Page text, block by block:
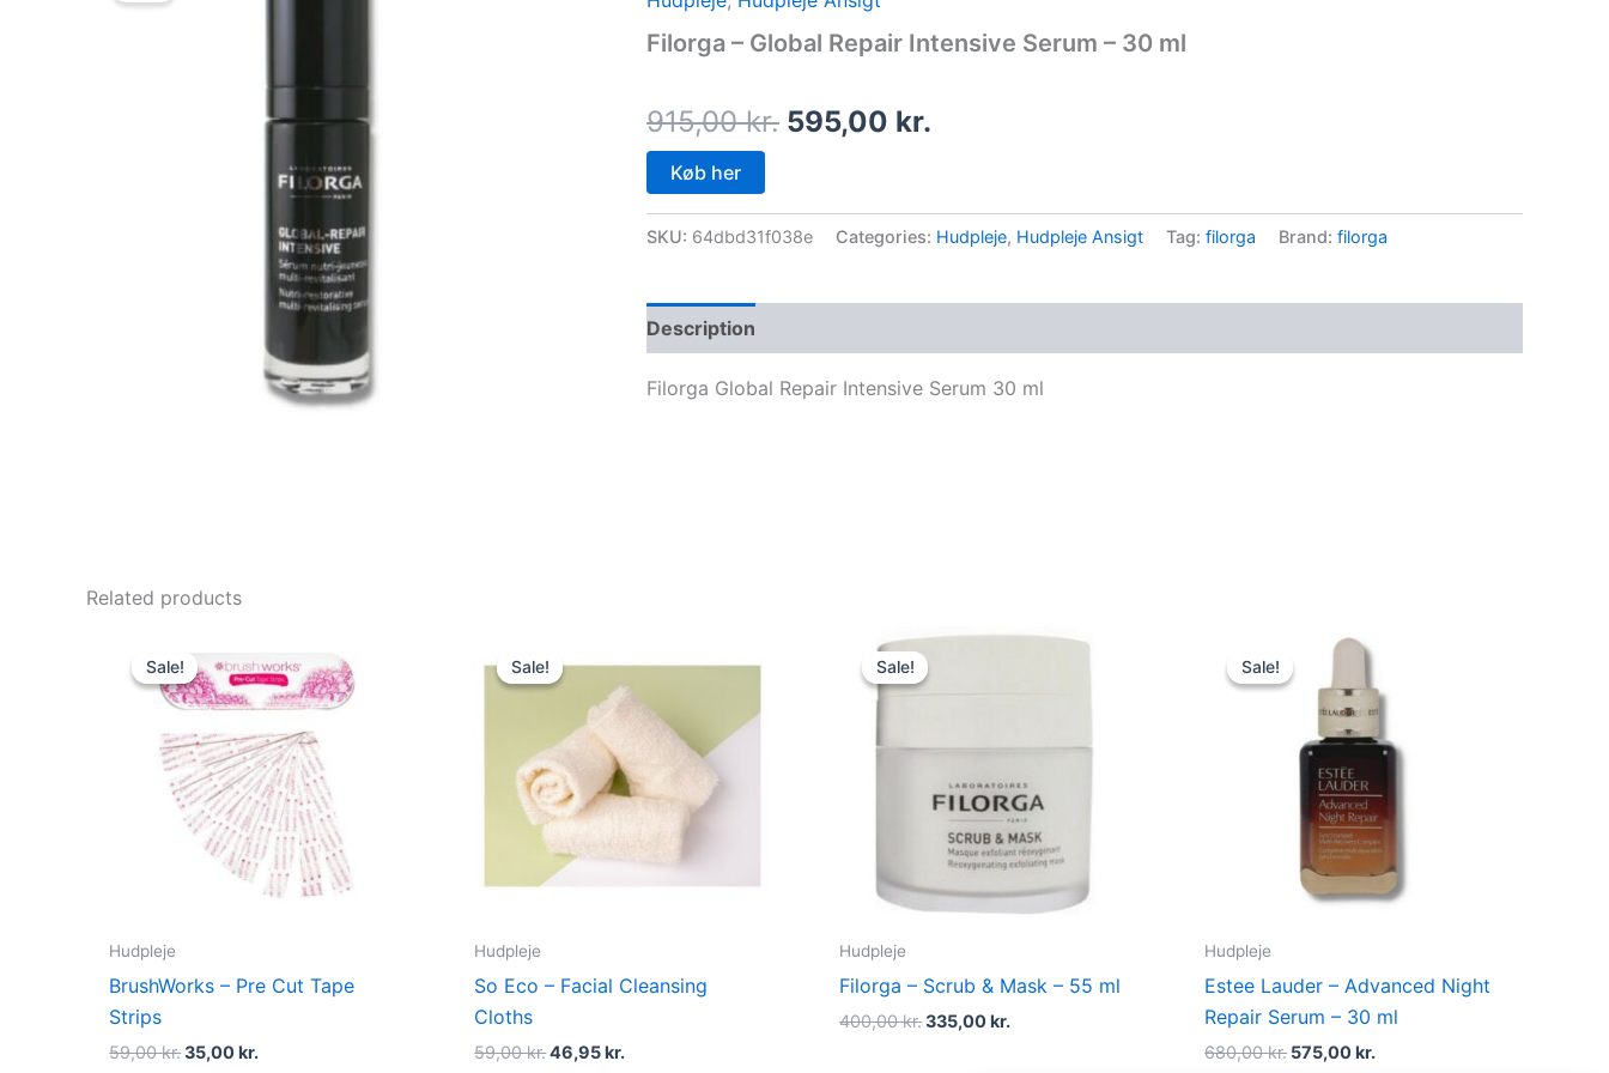
Filorga – Global Repair Intensive Serum – 30 ml
915,00kr.
price
was:
915,00 kr..
595,00 kr.
is:
Køb her
SKU: 64dbd31f038e Categories: Hudpleje, Hudpleje Ansigt Tag: filorga Brand: filorga
Description
Filorga Global Repair Intensive Serum 30 ml
Related products
Sale!
Sale!
Hudpleje
BrushWorks – Pre Cut Tape
Strips
59,00kr.
price
was:
59,00 kr..
35,00kr.
price
is:
35,00 kr..
Sale!
Sale!
Hudpleje
So Eco – Facial Cleansing
Cloths
59,00kr.
was:
59,00 kr..
46,95kr.
46,95 kr..
Sale!
Sale!
Hudpleje
Filorga – Scrub & Mask – 55 ml
400,00kr.
Original
price
was:
335,00kr.
Current
Sale!
Sale!
Hudpleje
Estee Lauder – Advanced Night
Repair Serum – 30 ml
680,00kr.
Original
price
was:
680,00 kr..
575,00kr.
575,00 kr..